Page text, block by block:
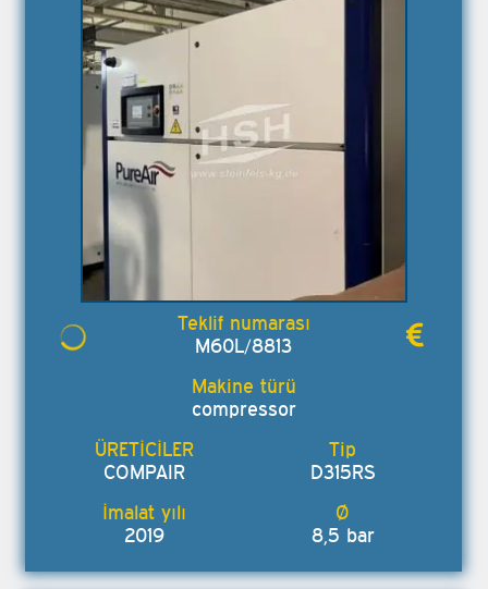
M60L/8813
compressor
COMPAIR D315RS
2019 8,5 bar